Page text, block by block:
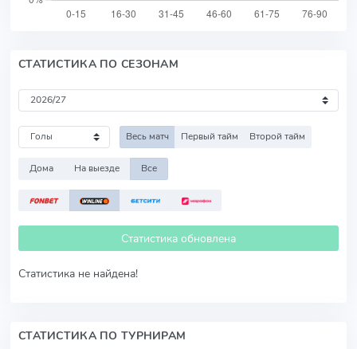
СТАТИСТИКА ПО СЕЗОНАМ
Весь матч Первый тайм Второй тайм
Дома На выезде Все
Статистика обновлена
Статистика не найдена!
СТАТИСТИКА ПО ТУРНИРАМ